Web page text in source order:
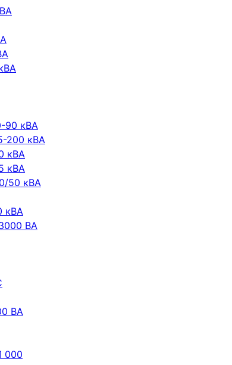
90 кВА
200 кВА
кВА
кВА
50 кВА
кВА
ВА
ВА
000